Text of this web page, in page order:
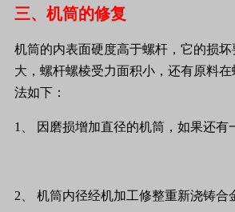
三、机筒的修复
机筒的内表面硬度高于螺杆，它的损
大，螺杆螺棱受力面积小，还有原料
法如下：
1 因磨损增加直径的机筒，如果还有
2 机筒内径经机加工修整重新浇铸合